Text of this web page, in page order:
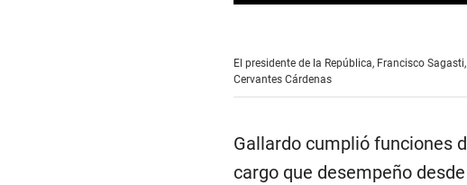
o
n
d
f
2
m
El presidente de la República, Francisco
Cervantes Cárdenas
Gallardo cumplió funciones
cargo que desempeño